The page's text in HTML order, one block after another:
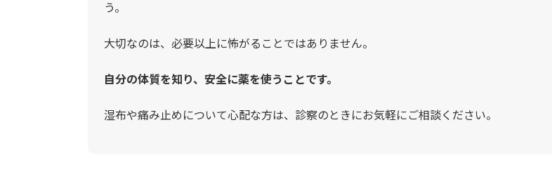
う。
大切なのは、必要以上に怖がることではありません。
自分の体質を知り、安全に薬を使うことです。
湿布や痛み止めについて心配な方は、診察のときにお気軽にご相談ください。